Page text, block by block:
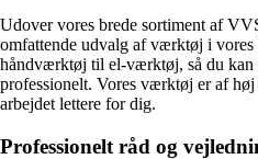
Udover vores brede sortiment af
omfattende udvalg af værktøj i
håndværktøj til el-værktøj, så du kan
professionelt. Vores værktøj er af
arbejdet lettere for dig.
Professionelt råd og